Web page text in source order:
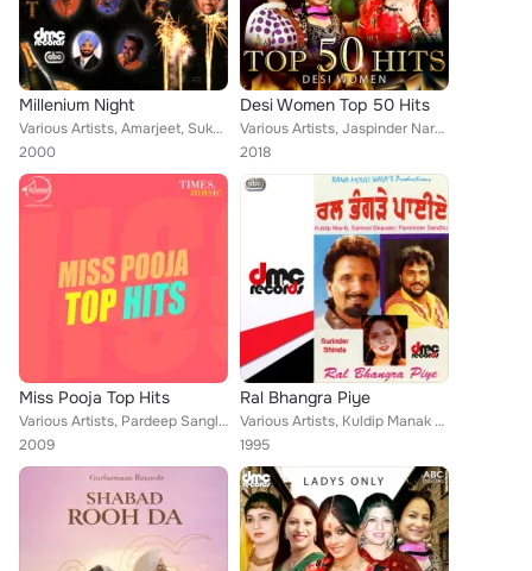
Millenium Night
Various Artists, Amarjeet, Sukhdev, Soni, Jolly, Gurmeet & Rana, Raj Ghuman, Sabar Koti, Butta Mohamad, Hans Raj Hans, Debi Maqs...
2000
Desi Women Top 50 Hits
Various Artists, Jaspinder Narula, Amar Noorie, Parmjit Dhanjal, Maninder Dheol, Amar Noori, Bhupinder Kaur, Sarbjeet Sarbjit Ko...
2018
Miss Pooja Top Hits
Various Artists, Pardeep Sangla, Sukhdev Darapuriya, Darshan Khella, Nazar Rihal, Major Saab, Deepak Dhillon, Pardeep S, Paramji...
2009
Ral Bhangra Piye
Various Artists, Kuldip Manak & Surinder Shinda, Sardool Sikandar, Surinder Shinda & Parminder Sandhu, Sarbjit Kaur
1995